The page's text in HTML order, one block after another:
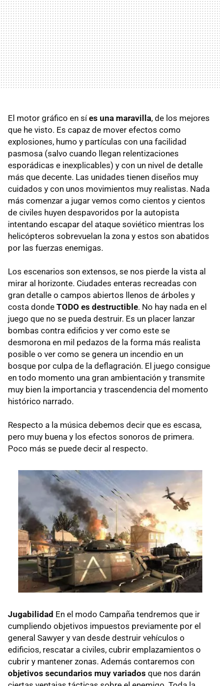
El motor gráfico en síes una maravilla, de los mejores
que he visto. Es capaz de mover efectos como
explosiones, humo y partículas con una facilidad
pasmosa (salvo cuando llegan relentizaciones
esporádicas e inexplicables) y con un nivel de detalle
más que decente. Las unidades tienen diseños muy
cuidados y con unos movimientos muy realistas. Nada
más comenzar a jugar vemos como cientos y cientos
de civiles huyen despavoridos por la autopista
intentando escapar del ataque soviético mientras los
helicópteros sobrevuelan la zona y estos son abatidos
por las fuerzas enemigas.
Los escenarios son extensos, se nos pierde la vista al
mirar al horizonte. Ciudades enteras recreadas con
gran detalle o campos abiertos llenos de árboles y
costa donde TODO es destructible. No hay nada en el
juego que no se pueda destruir. Es un placer lanzar
bombas contra edificios y ver como este se
desmorona en mil pedazos de la forma más realista
posible o ver como se genera un incendio en un
bosque por culpa de la deflagración. El juego consigue
en todo momento una gran ambientación y transmite
muy bien la importancia y trascendencia del momento
histórico narrado.
Respecto a la música debemos decir que es escasa,
pero muy buena y los efectos sonoros de primera.
Poco más se puede decir al respecto.
Jugabilidad En el modo Campaña tendremos que ir
cumpliendo objetivos impuestos previamente por el
general Sawyer y van desde destruir vehículos o
edificios, rescatar a civiles, cubrir emplazamientos o
cubrir y mantener zonas. Además contaremos con
objetivos secundarios muy variados que nos darán